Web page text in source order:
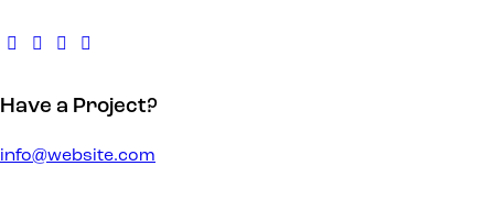
Have a Project?
info@website.com